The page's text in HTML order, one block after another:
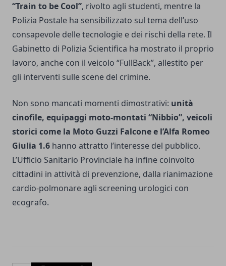
“Train to be Cool”, rivolto agli studenti, mentre la
Polizia Postale ha sensibilizzato sul tema dell’uso
consapevole delle tecnologie e dei rischi della rete. Il
Gabinetto di Polizia Scientifica ha mostrato il proprio
lavoro, anche con il veicolo “FullBack”, allestito per
gli interventi sulle scene del crimine.
Non sono mancati momenti dimostrativi: unità
cinofile, equipaggi moto-montati “Nibbio”, veicoli
storici come la Moto Guzzi Falcone e l’Alfa Romeo
Giulia 1.6 hanno attratto l’interesse del pubblico.
L’Ufficio Sanitario Provinciale ha infine coinvolto
cittadini in attività di prevenzione, dalla rianimazione
cardio-polmonare agli screening urologici con
ecografo.